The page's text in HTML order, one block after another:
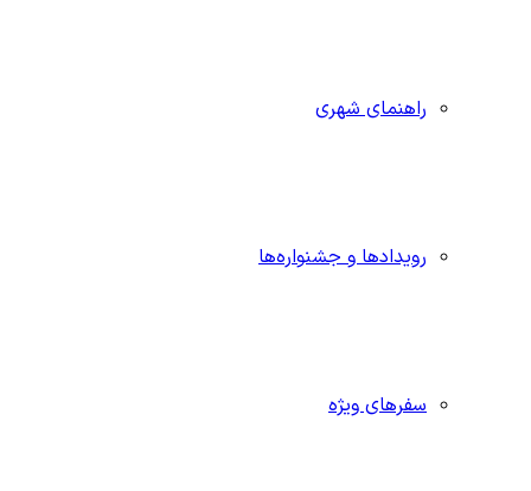
راهنمای شهری
رویدادها و جشنواره‌ها
سفرهای ویژه